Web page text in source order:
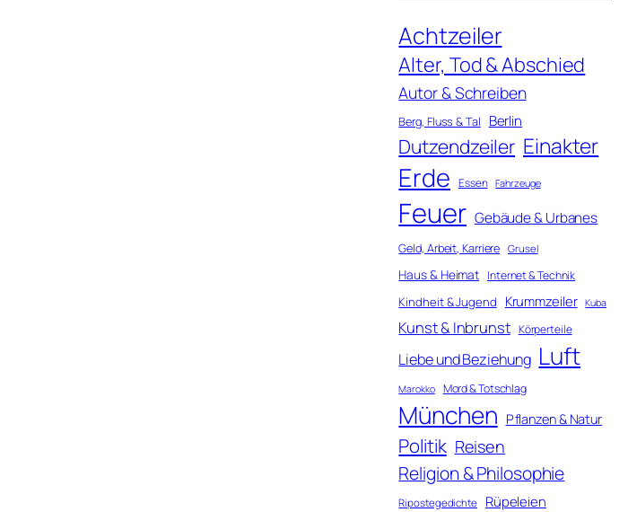
Achtzeiler
Alter, Tod & Abschied
Autor & Schreiben
Berg, Fluss & Tal Berlin
Dutzendzeiler Einakter
Erde Essen Fahrzeuge
Feuer Gebäude & Urbanes
Geld, Arbeit, Karriere Grusel
Haus & Heimat Internet & Technik
Kindheit & Jugend Krummzeiler Kuba
Kunst & Inbrunst Körperteile
Liebe und Beziehung Luft
Marokko Mord & Totschlag
München Pflanzen & Natur
Politik Reisen
Religion & Philosophie
Ripostegedichte Rüpeleien